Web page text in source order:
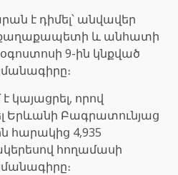
է դիմել՝ անվավեր
քաղաքապետի և անհատի
9-ին կնքված
կայացրել, որով
Երևանի Բագրատունյաց
հարակից 4,935
հողամասի